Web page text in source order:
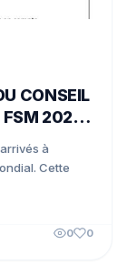
CONSEIL
FSM 2026
à
Cette
0 0